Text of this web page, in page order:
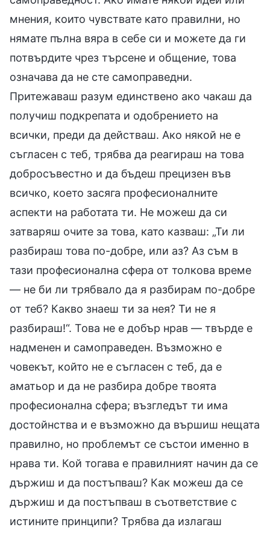
мнения, които чувствате като правилни, но
нямате пълна вяра в себе си и можете да ги
потвърдите чрез търсене и общение, това
означава да не сте самоправедни.
Притежаваш разум единствено ако чакаш да
получиш подкрепата и одобрението на
всички, преди да действаш. Ако някой не е
съгласен с теб, трябва да реагираш на това
добросъвестно и да бъдеш прецизен във
всичко, което засяга професионалните
аспекти на работата ти. Не можеш да си
затваряш очите за това, като казваш: „Ти ли
разбираш това по-добре, или аз? Аз съм в
тази професионална сфера от толкова време
— не би ли трябвало да я разбирам по-добре
от теб? Какво знаеш ти за нея? Ти не я
разбираш!“. Това не е добър нрав — твърде е
надменен и самоправеден. Възможно е
човекът, който не е съгласен с теб, да е
аматьор и да не разбира добре твоята
професионална сфера; възгледът ти има
достойнства и е възможно да вършиш нещата
правилно, но проблемът се състои именно в
нрава ти. Кой тогава е правилният начин да се
държиш и да постъпваш? Как можеш да се
държиш и да постъпваш в съответствие с
истините принципи? Трябва да излагаш